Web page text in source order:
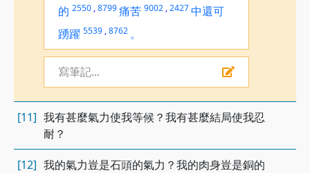
的 2550 ,8799痛苦 9002 ,2427中還可
踴躍 5539 ,8762 。
寫筆記...
[11] 我有甚麼氣力使我等候？我有甚麼結局使我忍
耐？
[12] 我的氣力豈是石頭的氣力？我的肉身豈是銅的